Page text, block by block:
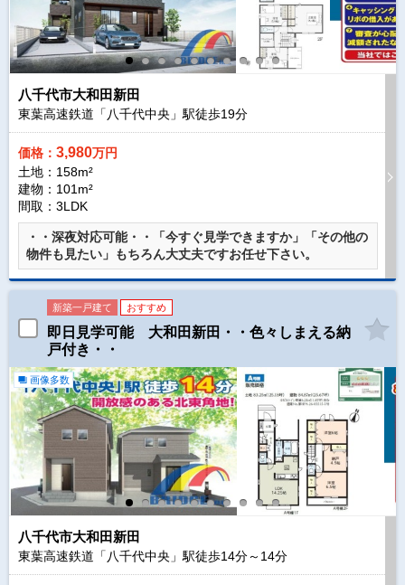
八千代市大和田新田
東葉高速鉄道「八千代中央」駅徒歩19分
価格： 3,980万円
土地：158m²
建物：101m²
間取：3LDK
・・深夜対応可能・・「今すぐ見学できますか」「その他の
物件も見たい」もちろん大丈夫ですお任せ下さい。
新築一戸建て おすすめ
即日見学可能 大和田新田・・色々しまえる納
戸付き・・
画像多数
八千代市大和田新田
東葉高速鉄道「八千代中央」駅徒歩14分～ 14分